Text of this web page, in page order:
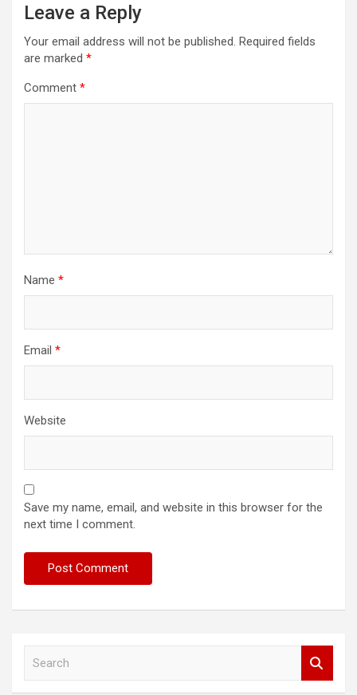
Leave a Reply
Your email address will not be published. Required fields
are marked *
Comment *
Name *
Email *
Website
Save my name, email, and website in this browser for the
next time I comment.